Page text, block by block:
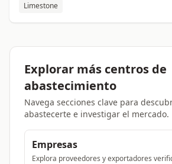
Limestone
Explorar más centros de
abastecimiento
Navega secciones clave para
abastecerte e investigar el mercado.
Empresas
Explora proveedores y exportadores